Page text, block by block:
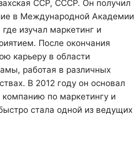
ССР, СССР. Он получил
в Международной Академии
изучал маркетинг и
После окончания
карьеру в области
работая в различных
В 2012 году он основал
по маркетингу и
стала одной из ведущих